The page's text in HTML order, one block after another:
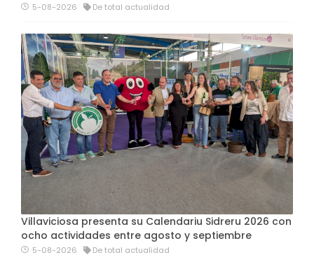
5-08-2026 De total actualidad
Villaviciosa presenta su Calendariu Sidreru 2026 con
ocho actividades entre agosto y septiembre
5-08-2026 De total actualidad